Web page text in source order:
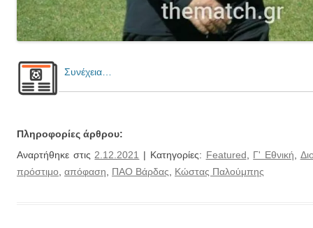
Συνέχεια…
Πληροφορίες άρθρου:
Αναρτήθηκε στις2.12.2021 | Κατηγορίες: Featured, Γ' Εθνική,
πρόστιμο, απόφαση, ΠΑΟ Βάρδας, Κώστας Παλούμπης